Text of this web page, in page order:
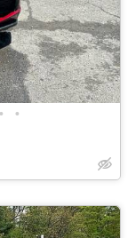
• •